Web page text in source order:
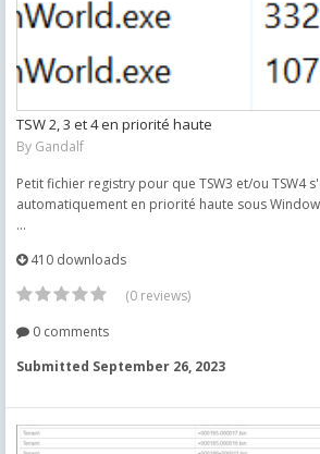
TSW 2, 3 et 4 en priorité haute
By Gandalf
Petit fichier registry pour que TSW3 et/ou TSW4
automatiquement en priorité haute sous
...
410 downloads
(0 reviews)
0 comments
Submitted September 26, 2023